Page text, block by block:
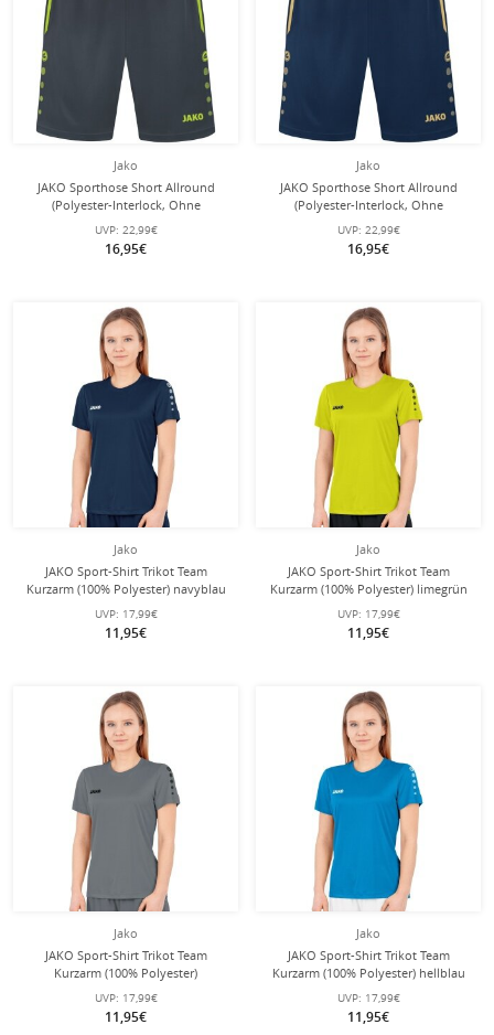
Jako
JAKO Sporthose Short Allround
(Polyester-Interlock, Ohne
Innenslip) kurz anthrazitgrau/lemon
Herren
UVP: 22,99€
16,95€
Jako
JAKO Sporthose Short Allround
(Polyester-Interlock, Ohne
Innenslip) kurz navyblau/gold
Herren
UVP: 22,99€
16,95€
Jako
JAKO Sport-Shirt Trikot Team
Kurzarm (100% Polyester) navyblau
Damen
UVP: 17,99€
11,95€
Jako
JAKO Sport-Shirt Trikot Team
Kurzarm (100% Polyester) limegrün
Damen
UVP: 17,99€
11,95€
Jako
JAKO Sport-Shirt Trikot Team
Kurzarm (100% Polyester)
dunkelgrau Damen
UVP: 17,99€
11,95€
Jako
JAKO Sport-Shirt Trikot Team
Kurzarm (100% Polyester) hellblau
Damen
UVP: 17,99€
11,95€